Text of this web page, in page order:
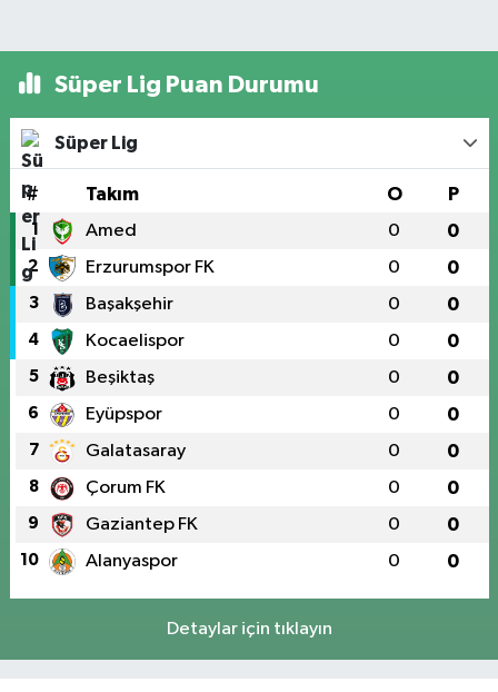
Süper Lig Puan Durumu
Süper Lig
# Takım O P
1 Amed 0 0
2 Erzurumspor FK 0 0
3 Başakşehir 0 0
4 Kocaelispor 0 0
5 Beşiktaş 0 0
6 Eyüpspor 0 0
7 Galatasaray 0 0
8 Çorum FK 0 0
9 Gaziantep FK 0 0
10 Alanyaspor 0 0
Detaylar için tıklayın